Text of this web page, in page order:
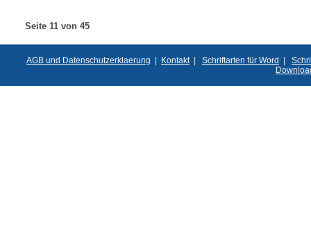
Seite 11 von 45
AGB und Datenschutzerklaerung | Kontakt| Schriftarten für Word |